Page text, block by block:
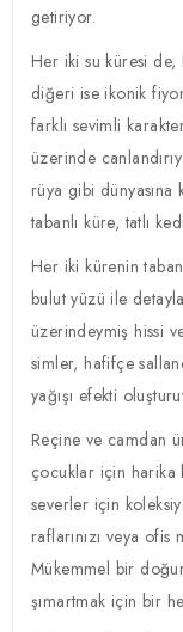
getiriyor.
Her iki su küresi
diğeri ise ikonik
farklı sevimli
üzerinde
rüya gibi dünyasına
tabanlı küre, tatlı
Her iki kürenin
bulut yüzü ile
üzerindeymiş hissi
simler, hafifçe
yağışı efekti
Reçine ve camdan
çocuklar için harika
severler için
raflarınızı veya ofis
Mükemmel bir
şımartmak için bir